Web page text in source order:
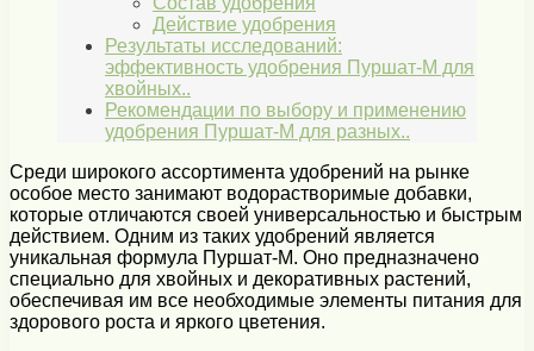
Действие удобрения
Результаты исследований:
эффективность удобрения Пуршат-М для
хвойных..
Рекомендации по выбору и применению
удобрения Пуршат-М для разных..
Среди широкого ассортимента удобрений на рынке
особое место занимают водорастворимые добавки,
которые отличаются своей универсальностью и быстрым
действием. Одним из таких удобрений является
уникальная формула Пуршат-М. Оно предназначено
специально для хвойных и декоративных растений,
обеспечивая им все необходимые элементы питания для
здорового роста и яркого цветения.